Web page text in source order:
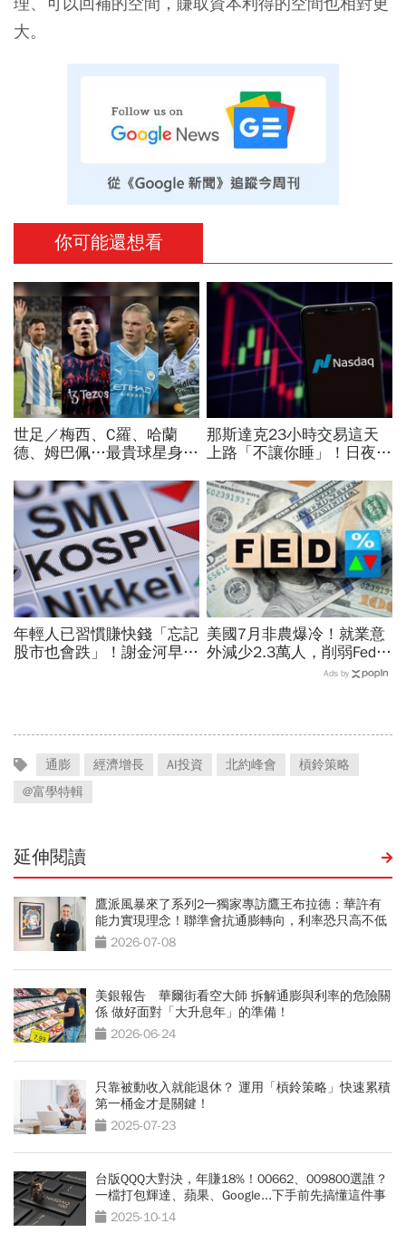
大。
你可能還想看
世足／梅西、C羅、哈蘭
德、姆巴佩…最貴球星身價
國560億是墊底球隊77倍
那斯達克23小時交易這天
上路「不讓你睡」！日夜盤
喊：下單前注意一風險
年輕人已習慣賺快錢「忘記
股市也會跌」！謝金河早一
美國7月非農爆冷！就業意
外減少2.3萬人，削弱Fed升
息機率...金價大漲逾7%，
Ads by
通膨 經濟增長 AI投資 北約峰會
槓鈴策略
@富學特輯
延伸閱讀
鷹派風暴來了系列2一獨家專訪鷹王布拉德：華許有
能力實現理念！聯準會抗通膨轉向，利率恐只高不低
2026-07-08
美銀報告 華爾街看空大師 拆解通膨與利率的危險關
係 做好面對「大升息年」的準備！
2026-06-24
只靠被動收入就能退休？ 運用「槓鈴策略」快速累積
第一桶金才是關鍵！
2025-07-23
台版QQQ大對決，年賺18%！00662、009800選誰？
一檔打包輝達、蘋果、Google...下手前先搞懂這件事
2025-10-14